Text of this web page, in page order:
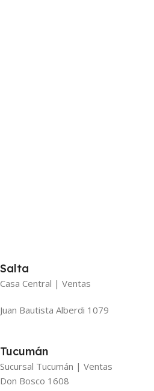
Salta
Casa Central | Ventas
Juan Bautista Alberdi 1079
Tucumán
Sucursal Tucumán | Ventas
Don Bosco 1608